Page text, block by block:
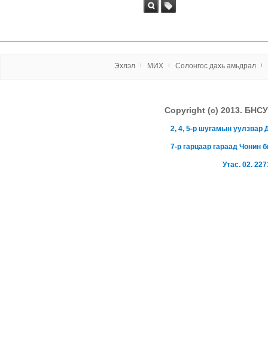
Эxлэл МИX Солонгос даxь амьдрал
Copyright (c) 2013.
2, 4, 5-р шугамын
7-р гарцаар гараад Чонин
Утас. 02.